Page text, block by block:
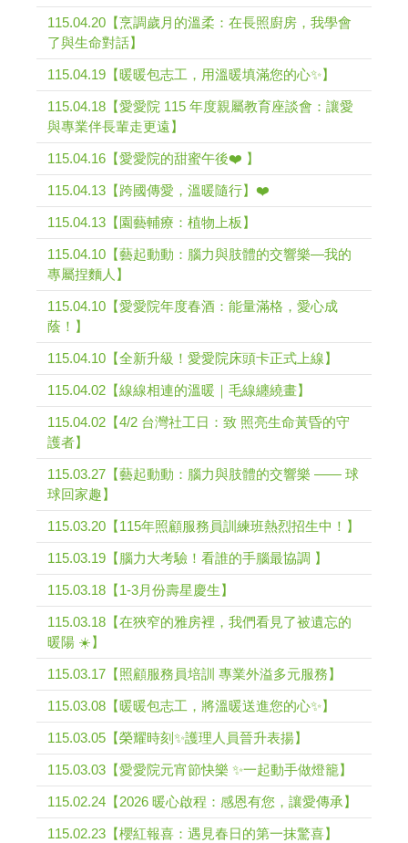
115.04.20【烹調歲月的溫柔：在長照廚房，我學會
了與生命對話】
115.04.19【暖暖包志工，用溫暖填滿您的心✨】
115.04.18【愛愛院 115 年度親屬教育座談會：讓愛
與專業伴長輩走更遠】
115.04.16【愛愛院的甜蜜午後❤️ 】
115.04.13【跨國傳愛，溫暖隨行】❤️
115.04.13【園藝輔療：植物上板】
115.04.10【藝起動動：腦力與肢體的交響樂—我的
專屬捏麵人】
115.04.10【愛愛院年度春酒：能量滿格，愛心成
蔭！】
115.04.10【全新升級！愛愛院床頭卡正式上線】
115.04.02【線線相連的溫暖｜毛線纏繞畫】
115.04.02【4/2 台灣社工日：致 照亮生命黃昏的守
護者】
115.03.27【藝起動動：腦力與肢體的交響樂 —— 球
球回家趣】
115.03.20【115年照顧服務員訓練班熱烈招生中！】
115.03.19【腦力大考驗！看誰的手腦最協調 】
115.03.18【1-3月份壽星慶生】
115.03.18【在狹窄的雅房裡，我們看見了被遺忘的
暖陽 ☀️】
115.03.17【照顧服務員培訓 專業外溢多元服務】
115.03.08【暖暖包志工，將溫暖送進您的心✨】
115.03.05【榮耀時刻✨護理人員晉升表揚】
115.03.03【愛愛院元宵節快樂 ✨一起動手做燈籠】
115.02.24【2026 暖心啟程：感恩有您，讓愛傳承】
115.02.23【櫻紅報喜：遇見春日的第一抹驚喜】